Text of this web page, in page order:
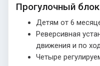
Прогулочный блок
Детям от 6
Реверсивная
движения и по
Четыре